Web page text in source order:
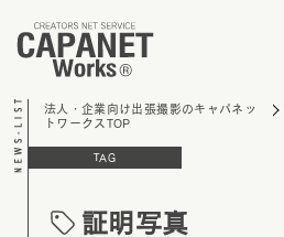
法人・企業向け出張撮影のキャパネッ
トワークスTOP
TAG
証明写真